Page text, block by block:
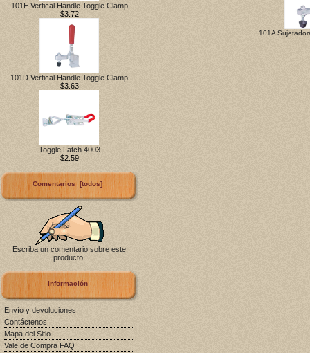
101E Vertical Handle Toggle Clamp
$3.72
101D Vertical Handle Toggle Clamp
$3.63
Toggle Latch 4003
$2.59
Comentarios [todos]
Escriba un comentario sobre este
producto.
Información
Envío y devoluciones
Contáctenos
Mapa del Sitio
Vale de Compra FAQ
101A